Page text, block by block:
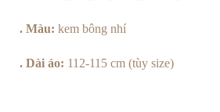
. Màu: kem bông nhí
. Dài áo: 112-115 cm (tùy size)